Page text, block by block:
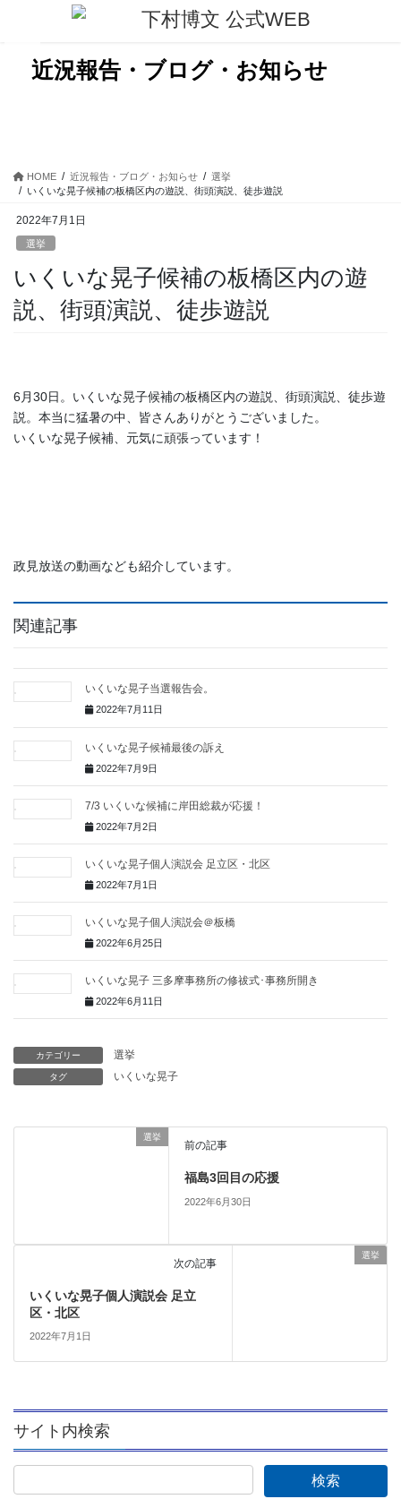
近況報告・ブログ・お知らせ
HOME 近況報告・ブログ・お知らせ
選挙
いくいな晃子候補の板橋区内の遊説、街頭演説、徒歩遊説
2022年7月1日
選挙
いくいな晃子候補の板橋区内の遊
説、街頭演説、徒歩遊説
6月30日。いくいな晃子候補の板橋区内の遊説、街頭演説、徒歩遊
説。本当に猛暑の中、皆さんありがとうございました。
いくいな晃子候補、元気に頑張っています！
政見放送の動画なども紹介しています。
関連記事
いくいな晃子当選報告会。
2022年7月11日
いくいな晃子候補最後の訴え
2022年7月9日
7/3 いくいな候補に岸田総裁が応援！
2022年7月2日
いくいな晃子個人演説会 足立区・北区
2022年7月1日
いくいな晃子個人演説会＠板橋
2022年6月25日
いくいな晃子 三多摩事務所の修祓式･事務所開き
2022年6月11日
カテゴリー 選挙
タグ いくいな晃子
選挙
前の記事
福島3回目の応援
2022年6月30日
選挙
次の記事
いくいな晃子個人演説会 足立
区・北区
2022年7月1日
サイト内検索